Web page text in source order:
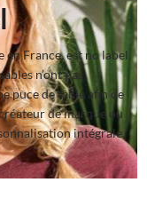
France, est no label
n’ont pas
puce de taille afin de
de marque ou
intégrale,